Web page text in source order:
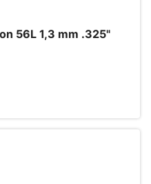
56L 1,3 mm .325"